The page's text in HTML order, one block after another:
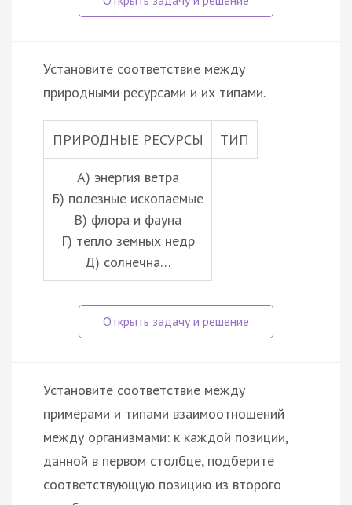
Установите соответствие между
природными ресурсами и их типами.
ПРИРОДНЫЕ РЕСУРСЫ ТИП
А) энергия ветра
Б) полезные ископаемые
В) флора и фауна
Г) тепло земных недр
Д) солнечна…
Установите соответствие между
примерами и типами взаимоотношений
между организмами: к каждой позиции,
данной в первом столбце, подберите
соответствующую позицию из второго